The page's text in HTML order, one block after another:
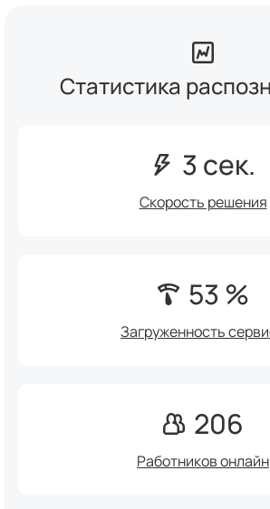
Статистика
3 сек.
Скорость решения
53 %
Загруженность
206
Работников онлайн